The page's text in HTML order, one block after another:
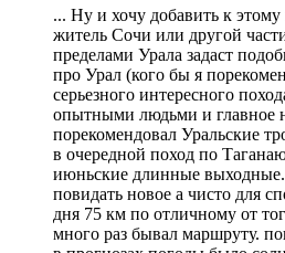
... Ну и хочу добавить к этому
житель Сочи или другой
пределами Урала задаст
про Урал (кого бы я
серьезного интересного
опытными людьми и главное
порекомендовал Уральские
в очередной поход по
июньские длинные
повидать новое а чисто для
дня 75 км по отличному от
много раз бывал маршруту.